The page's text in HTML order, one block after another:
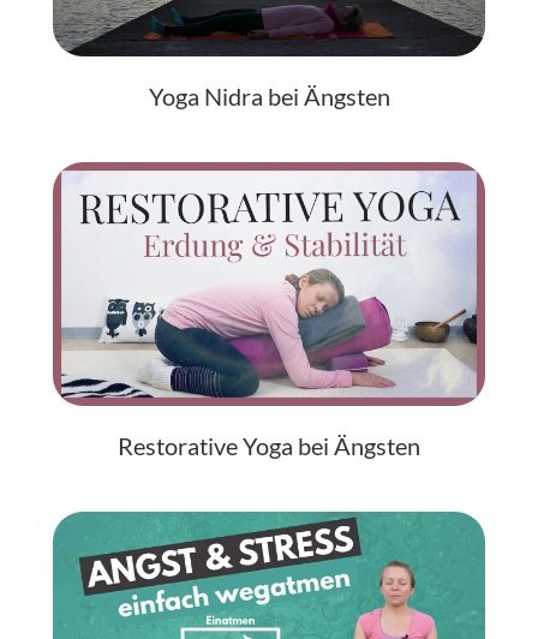
Yoga Nidra bei Ängsten
Restorative Yoga bei Ängsten